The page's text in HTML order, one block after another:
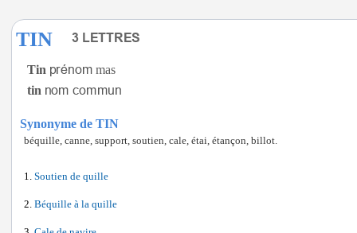
TIN
Tin
mas
tin
Synonyme de TIN
béquille, canne, support, soutien, cale, étai, étançon, billot.
Soutien de quille
Béquille à la quille